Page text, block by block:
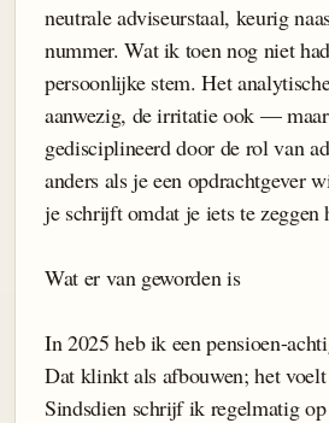
neutrale adviseurstaal, keurig
nummer. Wat ik toen nog niet
persoonlijke stem. Het
aanwezig, de irritatie ook —
gedisciplineerd door de rol van
anders als je een opdrachtgever
je schrijft omdat je iets te zeggen
Wat er van geworden is
In 2025 heb ik een pensioen-
Dat klinkt als afbouwen; het voelt
Sindsdien schrijf ik regelmatig op